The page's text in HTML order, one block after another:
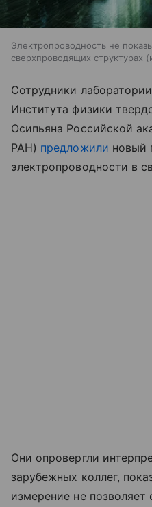
Электропроводность не
сверхпроводящих структурах
Сотрудники
Института физики
Осипьяна Российской
РАН) предложили новый
электропроводности в
Они опровергли
зарубежных коллег,
измерение не позволяет